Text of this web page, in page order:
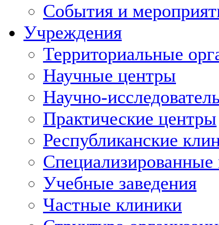
События и
Учреждения
Территориальные
Научные центры
Научно-
Практические центры
Республиканские
Учебные заведения
Частные клиники